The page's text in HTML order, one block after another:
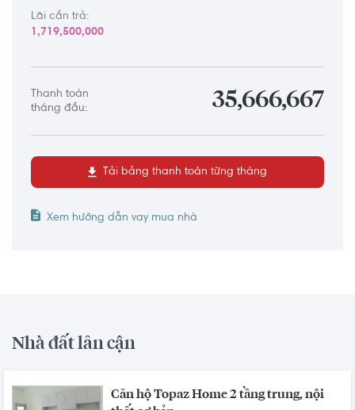
Lãi cần trả:
1,719,500,000
Thanh toán
tháng đầu:
35,666,667
Tải bảng thanh toán từng tháng
Xem hướng dẫn vay mua nhà
Nhà đất lân cận
Căn hộ Topaz Home 2 tầng trung, nội